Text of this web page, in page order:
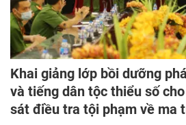
Khai giảng lớp bồi dưỡng
và tiếng dân tộc thiểu số
sát điều tra tội phạm về ma